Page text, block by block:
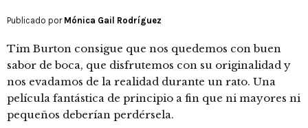
Publicado por Mónica Gail Rodríguez
Tim Burton consigue que nos quedemos con buen
sabor de boca, que disfrutemos con su originalidad y
nos evadamos de la realidad durante un rato. Una
película fantástica de principio a fin que ni mayores ni
pequeños deberían perdérsela.